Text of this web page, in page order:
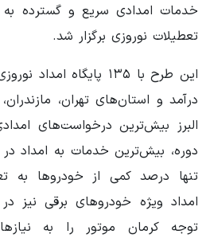
خدمات امدادی سریع و گسترده به
تعطیلات نوروزی برگزار شد.
این طرح با ۱۳۵ پایگاه
درآمد و استان‌های تهران،
البرز بیش‌ترین درخواست‌های
دوره، بیش‌ترین خدمات به
تنها درصد کمی از خودروها به
امداد ویژه خودروهای برقی نیز
توجه کرمان موتور را به